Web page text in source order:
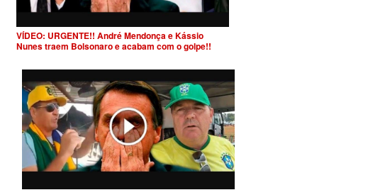
VÍDEO: URGENTE!! André Mendonça e Kássio
Nunes traem Bolsonaro e acabam com o golpe!!